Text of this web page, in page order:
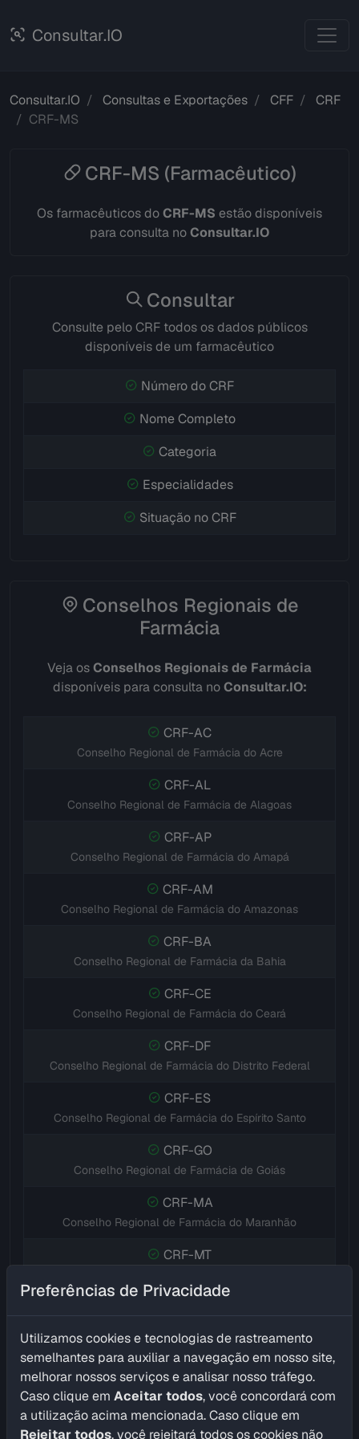
Consultar.IO
Consultar.IO Consultas e Exportações CFF
CRF
CRF-MS
CRF-MS (Farmacêutico)
Os farmacêuticos doCRF-MS estão disponíveis
para consulta noConsultar.IO
Consultar
Consulte pelo CRF todos os dados públicos
disponíveis de um farmacêutico
Número do CRF
Nome Completo
Categoria
Especialidades
Situação no CRF
Conselhos Regionais de
Farmácia
Veja osConselhos Regionais de Farmácia
disponíveis para consulta noConsultar.IO:
CRF-AC
Conselho Regional de Farmácia do Acre
CRF-AL
Conselho Regional de Farmácia de Alagoas
CRF-AP
Conselho Regional de Farmácia do Amapá
CRF-AM
Conselho Regional de Farmácia do Amazonas
CRF-BA
Conselho Regional de Farmácia da Bahia
CRF-CE
Conselho Regional de Farmácia do Ceará
CRF-DF
Conselho Regional de Farmácia do Distrito Federal
CRF-ES
Conselho Regional de Farmácia do Espírito Santo
CRF-GO
Conselho Regional de Farmácia de Goiás
CRF-MA
Conselho Regional de Farmácia do Maranhão
CRF-MT
CRF-MG
Conselho Regional de Farmácia de Minas Gerais
CRF-PR
Conselho Regional de Farmácia do Paraná
Preferências de Privacidade
Utilizamos cookies e tecnologias de rastreamento
semelhantes para auxiliar a navegação em nosso site,
melhorar nossos serviços e analisar nosso tráfego.
Caso clique em Aceitar todos, você concordará com
a utilização acima mencionada. Caso clique em
Rejeitar todos, você rejeitará todos os cookies não